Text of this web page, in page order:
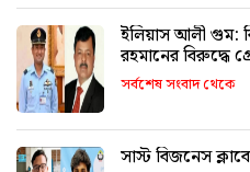
ইলিয়াস আলী গুম: বিমান বাহিনীর কর্মকর্তা সাইফুর
রহমানের বিরুদ্ধে
সর্বশেষ সংবাদ থেকে
সাস্ট বিজনেস